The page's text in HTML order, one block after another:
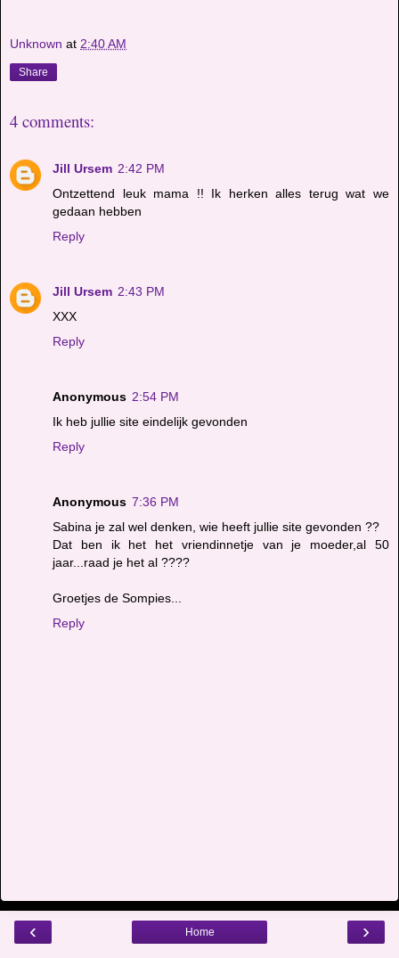
Unknown at 2:40 AM
Share
4 comments:
Jill Ursem 2:42 PM
Ontzettend leuk mama !! Ik herken alles terug wat we
gedaan hebben
Reply
Jill Ursem 2:43 PM
XXX
Reply
Anonymous 2:54 PM
Ik heb jullie site eindelijk gevonden
Reply
Anonymous 7:36 PM
Sabina je zal wel denken, wie heeft jullie site gevonden ??
Dat ben ik het het vriendinnetje van je moeder,al 50
jaar...raad je het al ????
Groetjes de Sompies...
Reply
‹ ›
Home